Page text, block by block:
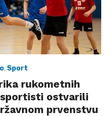
, Sport
rukometnih
sportisti ostvarili
prvenstvu